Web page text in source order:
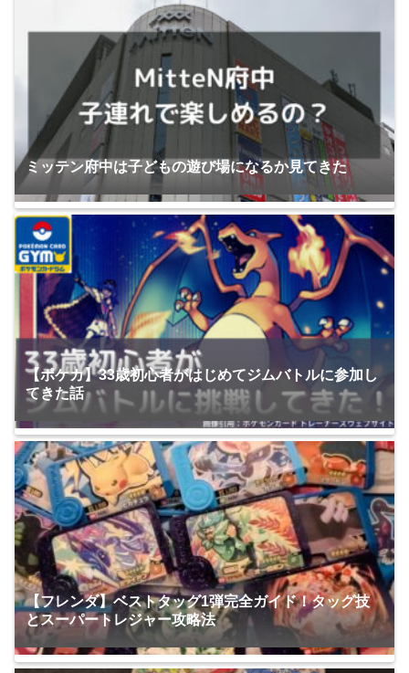
ミッテン府中は子どもの遊び場になるか見てきた
【ポケカ】33歳初心者がはじめてジムバトルに参加し
てきた話
【フレンダ】ベストタッグ1弾完全ガイド！タッグ技
とスーパートレジャー攻略法